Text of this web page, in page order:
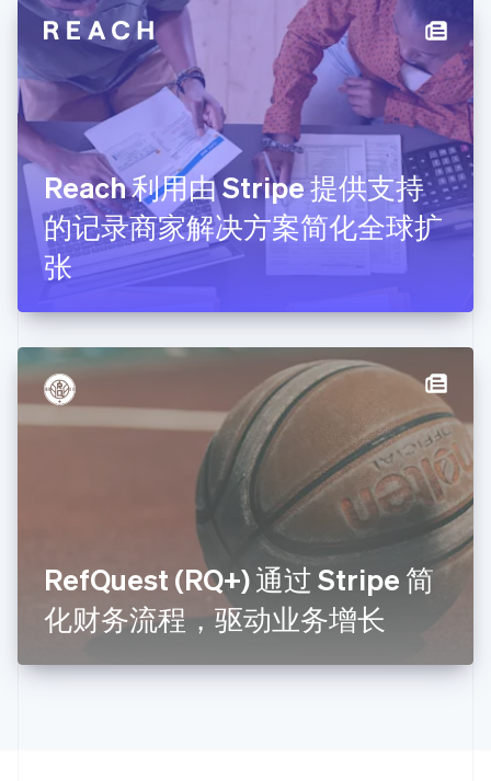
Reach 利用由 Stripe 提供支持
的记录商家解决方案简化全球扩
张
RefQuest (RQ+) 通过 Stripe 简
化财务流程，驱动业务增长
English
德国
English
法国
English
芬兰
EnglishSvenska
荷兰
NederlandsEnglish
加拿大
EnglishFrançais
捷克
克罗地亚
English
立陶宛
马尔他
English
马来西亚
English 简体中文
美国